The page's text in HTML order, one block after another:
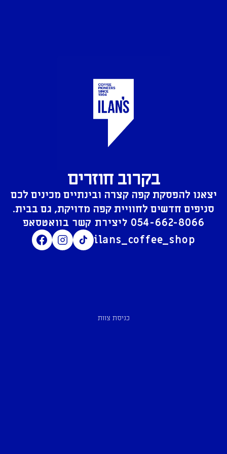
בקרוב חוזרים
יצאנו להפסקת קפה קצרה ובינתיים מכינים לכם
סניפים חדשים לחוויית קפה מדויקת, גם בבית.
054-662-8066
ilans_coffee_shop
כניסת צוות